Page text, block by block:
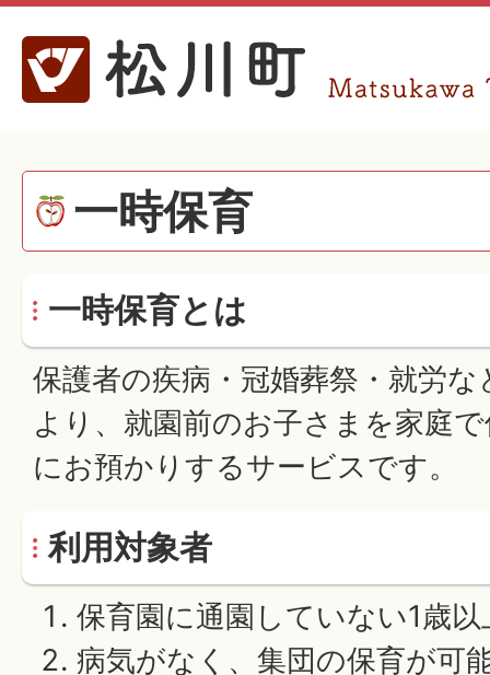
一時保育
一時保育とは
保護者の疾病・冠婚葬祭・就労
より、就園前のお子さまを家庭
にお預かりするサービスです。
利用対象者
保育園に通園していない1歳
病気がなく、集団の保育が可